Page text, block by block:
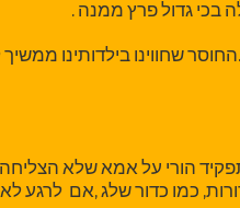
גדול פרץ ממנה .
שחווינו בילדותינו
הורי על אמא שלא
כמו כדור שלג ,אם לרגע